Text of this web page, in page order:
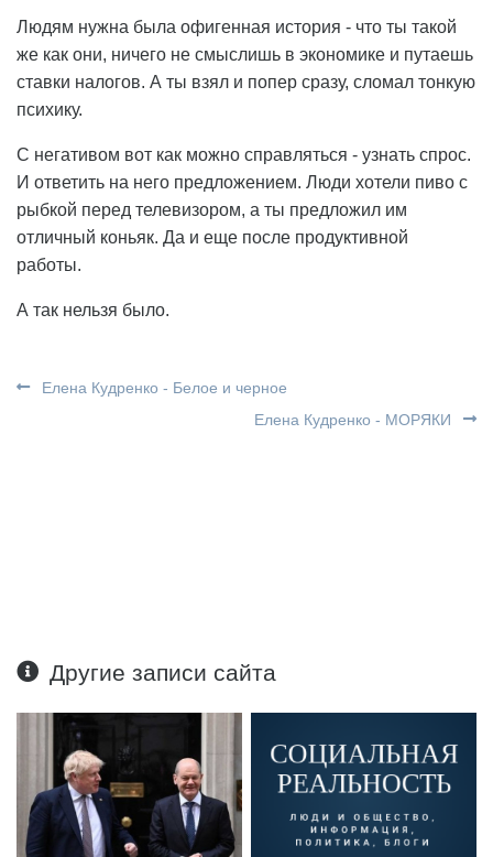
Людям нужна была офигенная история - что ты такой
же как они, ничего не смыслишь в экономике и путаешь
ставки налогов. А ты взял и попер сразу, сломал тонкую
психику.
С негативом вот как можно справляться - узнать спрос.
И ответить на него предложением. Люди хотели пиво с
рыбкой перед телевизором, а ты предложил им
отличный коньяк. Да и еще после продуктивной
работы.
А так нельзя было.
Елена Кудренко - Белое и черное
Елена Кудренко - МОРЯКИ
Другие записи сайта